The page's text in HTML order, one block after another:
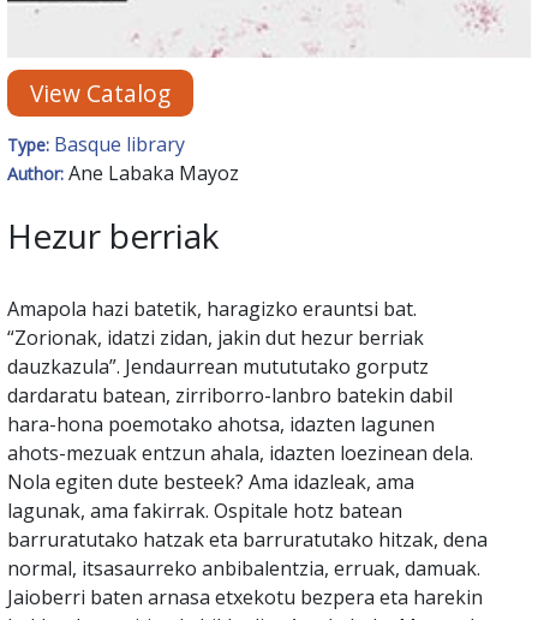
View Catalog
Type: Basque library
Author: Ane Labaka Mayoz
Hezur berriak
Amapola hazi batetik, haragizko erauntsi bat.
“Zorionak, idatzi zidan, jakin dut hezur berriak
dauzkazula”. Jendaurrean mutututako gorputz
dardaratu batean, zirriborro-lanbro batekin dabil
hara-hona poemotako ahotsa, idazten lagunen
ahots-mezuak entzun ahala, idazten loezinean dela.
Nola egiten dute besteek? Ama idazleak, ama
lagunak, ama fakirrak. Ospitale hotz batean
barruratutako hatzak eta barruratutako hitzak, dena
normal, itsasaurreko anbibalentzia, erruak, damuak.
Jaioberri baten arnasa etxekotu bezpera eta harekin